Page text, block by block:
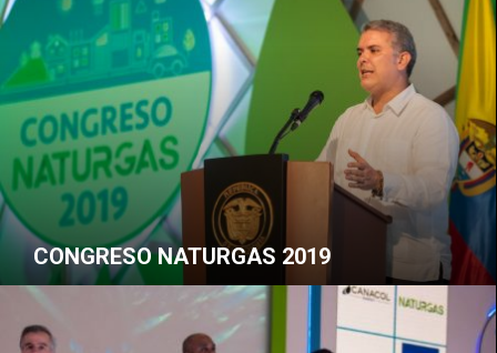
CONGRESO NATURGAS 2019